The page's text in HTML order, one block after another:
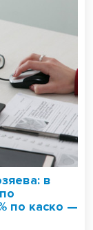
в
по каско —